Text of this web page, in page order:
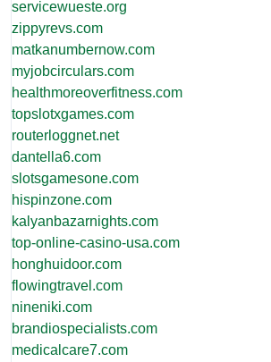
servicewueste.org
zippyrevs.com
matkanumbernow.com
myjobcirculars.com
healthmoreoverfitness.com
topslotxgames.com
routerloggnet.net
dantella6.com
slotsgamesone.com
hispinzone.com
kalyanbazarnights.com
top-online-casino-usa.com
honghuidoor.com
flowingtravel.com
nineniki.com
brandiospecialists.com
medicalcare7.com